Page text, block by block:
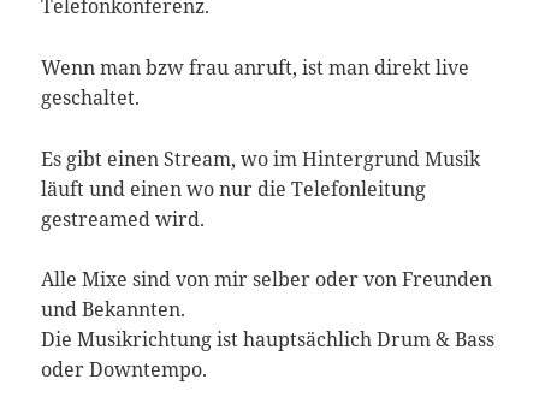
Telefonkonferenz.
Wenn man bzw frau anruft, ist man direkt live
geschaltet.
Es gibt einen Stream, wo im Hintergrund Musik
läuft und einen wo nur die Telefonleitung
gestreamed wird.
Alle Mixe sind von mir selber oder von Freunden
und Bekannten.
Die Musikrichtung ist hauptsächlich Drum & Bass
oder Downtempo.